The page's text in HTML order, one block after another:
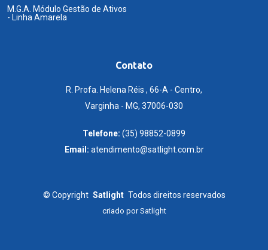
M.G.A. Módulo Gestão de Ativos
- Linha Amarela
Contato
R. Profa. Helena Réis , 66-A - Centro,
Varginha - MG, 37006-030
Telefone: (35) 98852-0899
Email: atendimento@satlight.com.br
© Copyright Satlight Todos direitos reservados
criado porSatlight